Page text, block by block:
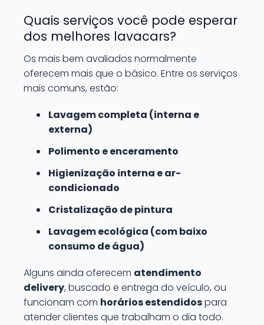
Quais serviços você pode esperar
dos melhores lavacars?
Os mais bem avaliados normalmente
oferecem mais que o básico. Entre os serviços
mais comuns, estão:
Lavagem completa (interna e
externa)
Polimento e enceramento
Higienização interna e ar-
condicionado
Cristalização de pintura
Lavagem ecológica (com baixo
consumo de água)
Alguns ainda oferecem atendimento
delivery, buscado e entrega do veículo, ou
funcionam com horários estendidospara
atender clientes que trabalham o dia todo.